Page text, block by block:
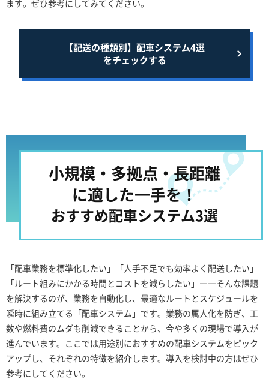
ます。ぜひ参考にしてみてください。
【配送の種類別】配車システム4選
をチェックする
小規模・多拠点・長距離
に適した一手を！
おすすめ配車システム3選
「配車業務を標準化したい」「人手不足でも効率よく配送したい」
「ルート組みにかかる時間とコストを減らしたい」――そんな課題
を解決するのが、業務を自動化し、最適なルートとスケジュールを
瞬時に組み立てる「配車システム」です。業務の属人化を防ぎ、工
数や燃料費のムダも削減できることから、今や多くの現場で導入が
進んでいます。ここでは用途別におすすめの配車システムをピック
アップし、それぞれの特徴を紹介します。導入を検討中の方はぜひ
参考にしてください。